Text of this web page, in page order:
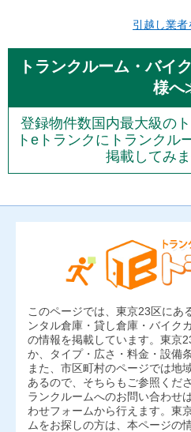
引越し業者
トランクルーム・バイ
様
登録物件数国内最大級の
トeトランクにトランクル
掲載してみ
このページでは、東京23区にあ
ンタル倉庫・貸し倉庫・バイク
の情報を掲載しています。東京
か、タイプ・広さ・料金・設備
また、市区町村のページでは地
あるので、そちらもご参照くだ
ランクルームへのお問い合わせ
わせフォームから行えます。東
ムをお探しの方は、本ページの